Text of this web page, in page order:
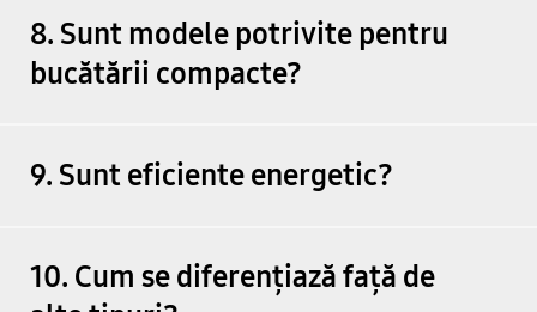
8. Sunt modele potrivite pentru
bucătării compacte?
9. Sunt eficiente energetic?
10. Cum se diferențiază față de